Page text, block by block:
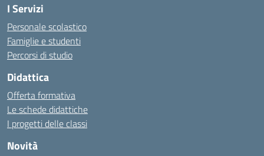
I Servizi
Personale scolastico
Famiglie e studenti
Percorsi di studio
Didattica
Offerta formativa
Le schede didattiche
I progetti delle classi
Novità